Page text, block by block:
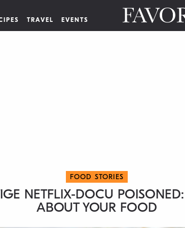
TRAVEL EVENTS
FOOD STORIES
NETFLIX-DOCU
ABOUT YOUR FOOD